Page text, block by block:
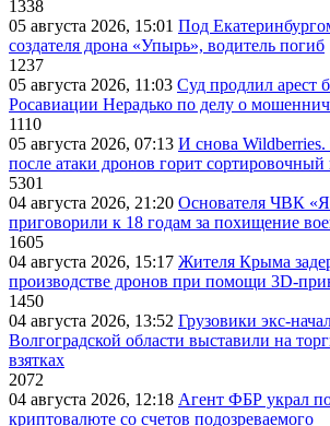
1338
05 августа 2026, 15:01 Под
создателя дрона «Упырь», водитель погиб
1237
05 августа 2026, 11:03 Суд продлил арест
Росавиации Нерадько по делу о
1110
05 августа 2026, 07:13 И снова Wildberries.
после атаки дронов горит сортировочный
5301
04 августа 2026, 21:20 Основателя ЧВК
приговорили к 18 годам за похищение
1605
04 августа 2026, 15:17 Жителя Крыма
производстве дронов при помощи
1450
04 августа 2026, 13:52 Грузовики экс-
Волгоградской области выставили на
взятках
2072
04 августа 2026, 12:18 Агент ФБР украл
криптовалюте со счетов подозреваемого